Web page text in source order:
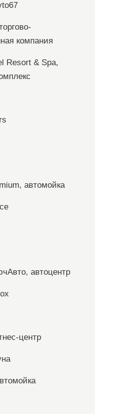
компания
Resort & Spa,
автомойка
автоцентр
центр